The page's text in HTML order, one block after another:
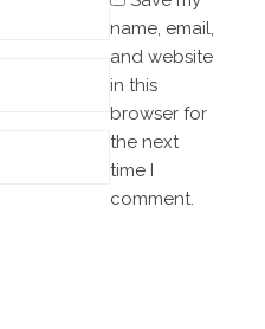
name, email,
and website
in this
browser for
the next
time I
comment.